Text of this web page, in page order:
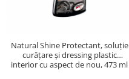
Natural Shine Protectant, soluție
curățare și dressing plastic
interior cu aspect de nou, 473 ml